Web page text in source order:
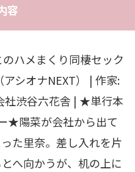
容
ハメまくり同棲セック
シオナNEXT） | 作家:
社渋谷六花舎 | ★単行本
★陽菜が会社から出て
た里奈。差し入れを片
へ向かうが、机の上に